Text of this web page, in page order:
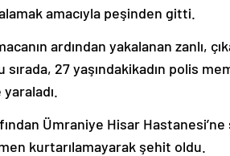
amacıyla peşinden gitti.
ardından yakalanan zanlı,
27 yaşındakikadın polis
Ümraniye Hisar
kurtarılamayarak şehit oldu.